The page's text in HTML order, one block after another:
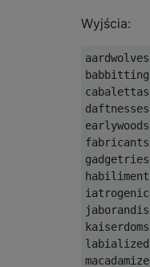
Wyjścia:
aardwolves
babbitting
cabalettas
daftnesses
earlywoods
fabricants
gadgetries
habiliment
iatrogenic
jaborandis
kaiserdoms
labialized
macadamize